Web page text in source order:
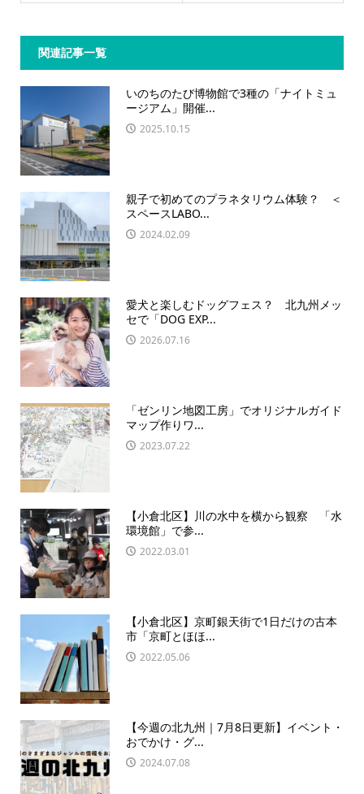
関連記事一覧
いのちのたび博物館で3種の「ナイトミュ
ージアム」開催...
2025.10.15
親子で初めてのプラネタリウム体験？ ＜
スペースLABO...
2024.02.09
愛犬と楽しむドッグフェス？ 北九州メッ
セで「DOG EXP...
2026.07.16
「ゼンリン地図工房」でオリジナルガイド
マップ作りワ...
2023.07.22
【小倉北区】川の水中を横から観察 「水
環境館」で参...
2022.03.01
【小倉北区】京町銀天街で1日だけの古本
市「京町とほほ...
2022.05.06
【今週の北九州｜7月8日更新】イベント・
おでかけ・グ...
2024.07.08